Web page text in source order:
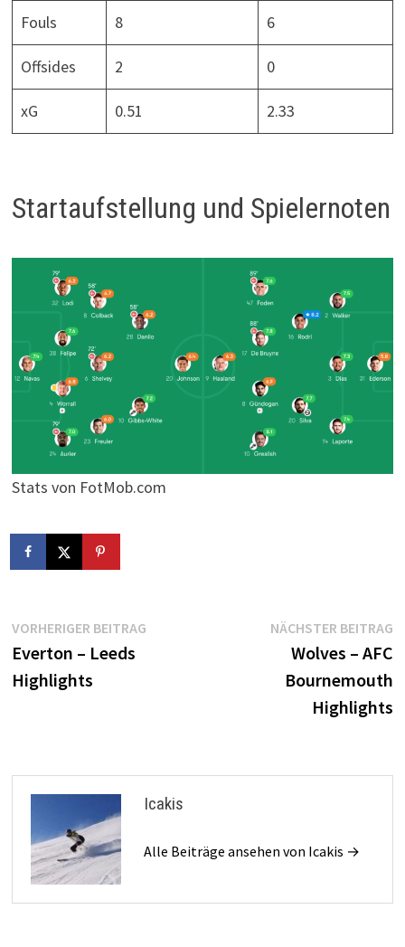
Fouls 8 6
Offsides 2 0
xG 0.51 2.33
Startaufstellung und Spielernoten
Stats von FotMob.com
Beitragsnavigation
VORHERIGER BEITRAGVorheriger
Everton – Leeds
Highlights
NÄCHSTER BEITRAG
Wolves – AFC
Bournemouth
Highlights
Icakis
Alle Beiträge ansehen von Icakis →